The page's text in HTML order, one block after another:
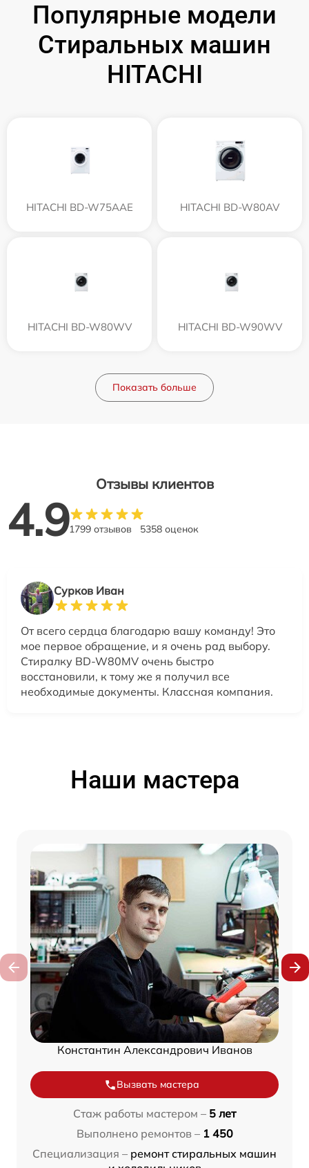
Популярные модели
Стиральных машин
HITACHI
HITACHI BD-W75AAE HITACHI BD-W80AV
HITACHI BD-W80WV HITACHI BD-W90WV
Показать больше
Отзывы клиентов
4.91799 отзывов 5358 оценок
Сурков Иван
От всего сердца благодарю вашу команду! Это
мое первое обращение, и я очень рад выбору.
Стиралку BD-W80MV очень быстро
восстановили, к тому же я получил все
необходимые документы. Классная компания.
Наши мастера
Константин Александрович Иванов
Вызвать мастера
Стаж работы мастером – 5 лет
Выполнено ремонтов – 1 450
Специализация – ремонт стиральных машин